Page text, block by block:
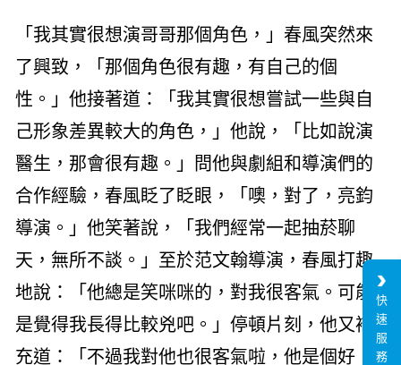
「我其實很想演哥哥那個角色，」春風突然來
了興致，「那個角色很有趣，有自己的個
性。」他接著道：「我其實很想嘗試一些與自
己形象差異較大的角色，」他說，「比如說演
醫生，那會很有趣。」問他與劇組和導演們的
合作經驗，春風眨了眨眼，「噢，對了，亮鈞
導演。」他笑著說，「我們經常一起抽菸聊
天，無所不談。」至於范文翰導演，春風打趣
地說：「他總是笑咪咪的，對我很客氣。可能
是覺得我長得比較兇吧。」停頓片刻，他又補
充道：「不過我對他也很客氣啦，他是個好
快
速
服
務